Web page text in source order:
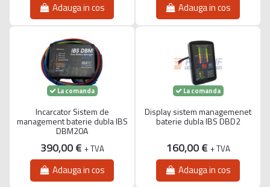
Adauga in cos Adauga in cos
La comanda
Incarcator Sistem de
management baterie dubla IBS
DBM20A
390,00 € + TVA
Adauga in cos
La comanda
Display sistem managemenet
baterie dubla IBS DBD2
160,00 € + TVA
Adauga in cos